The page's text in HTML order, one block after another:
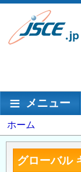
メ
ン
移
メインナビゲ
メニュー
パ
ン
く
ホーム
グローバル